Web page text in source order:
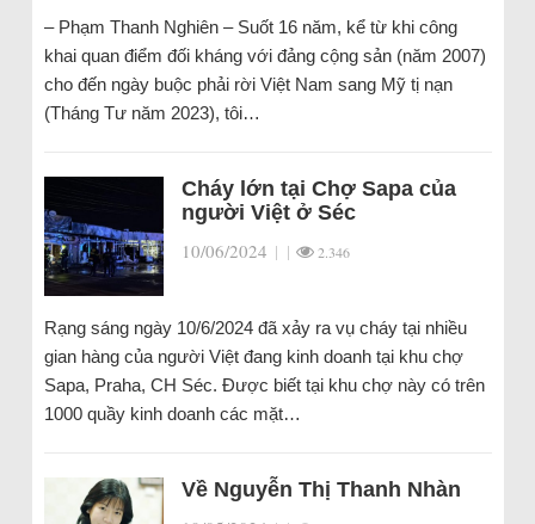
– Phạm Thanh Nghiên – Suốt 16 năm, kể từ khi công
khai quan điểm đối kháng với đảng cộng sản (năm 2007)
cho đến ngày buộc phải rời Việt Nam sang Mỹ tị nạn
(Tháng Tư năm 2023), tôi…
Cháy lớn tại Chợ Sapa của
người Việt ở Séc
10/06/2024 | | 2.346
Rạng sáng ngày 10/6/2024 đã xảy ra vụ cháy tại nhiều
gian hàng của người Việt đang kinh doanh tại khu chợ
Sapa, Praha, CH Séc. Được biết tại khu chợ này có trên
1000 quầy kinh doanh các mặt…
Về Nguyễn Thị Thanh Nhàn